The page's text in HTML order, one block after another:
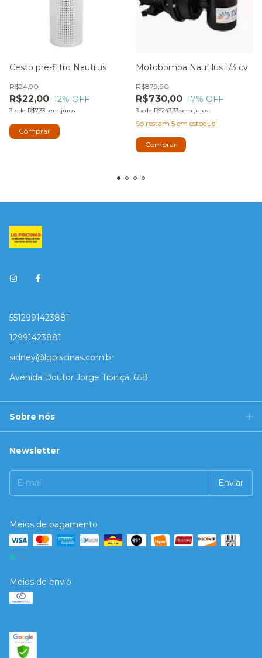
Cesto pre-filtro Nautilus
R$22,00
R$24,90
12% OFF
3 x de R$7,33 sem juros
Motobomba Nautilus 1/3 cv
R$730,00
R$879,90
17% OFF
3 x de R$243,33 sem juros
Só restam 5 em estoque!
5512991423881
12991423881
sidney@lgpiscinas.com.br
Avenida Doutor Jorge Tibiriçá, 658
Sobre nós
Newsletter
Meios de pagamento
Meios de envio